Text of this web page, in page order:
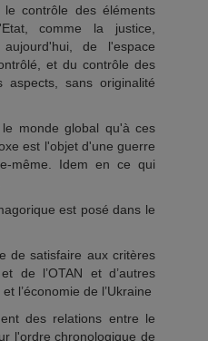
contrôle des éléments
comme la justice,
de l'espace
et du contrôle des
sans originalité
monde global qu'à ces
est l'objet d'une guerre
même. Idem en ce qui
est posé dans le
de satisfaire aux critères
de l’OTAN et d’autres
l’économie de l’Ukraine
des relations entre le
l'ordre chronologique de